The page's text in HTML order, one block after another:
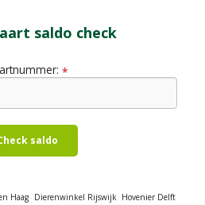
saldo check
*
saldo
Haag Dierenwinkel Rijswijk Hovenier Delft